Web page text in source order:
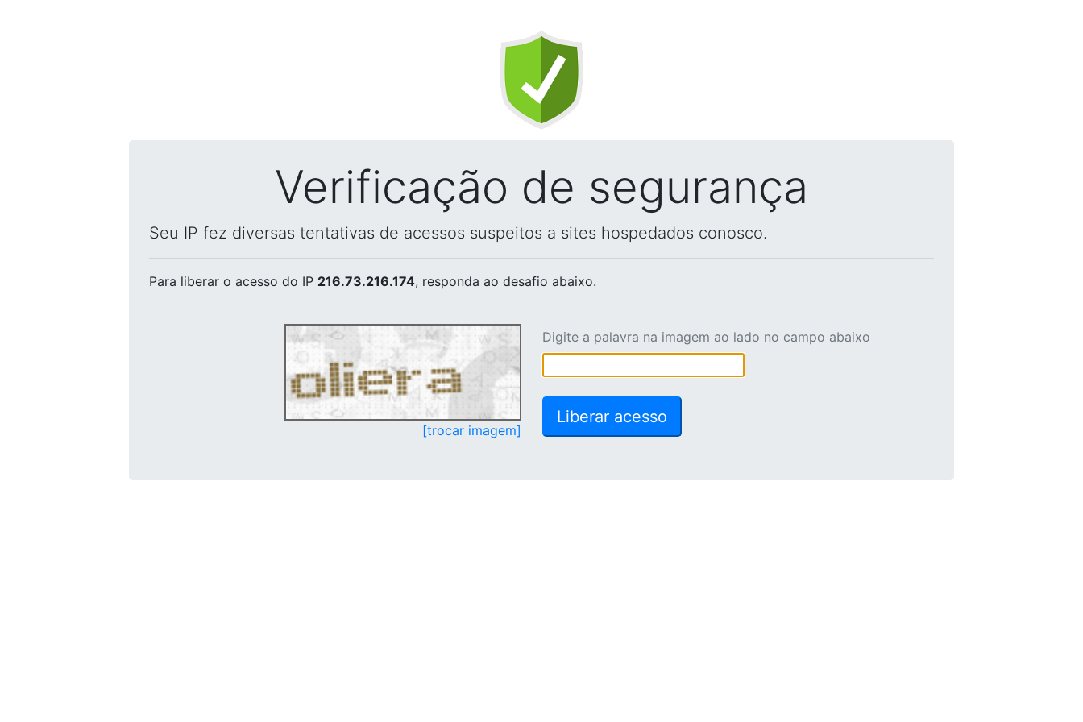
Verificação de segurança
Seu IP fez diversas tentativas de acessos suspeitos a sites hospedados conosco.
Para liberar o acesso do IP 216.73.216.174, responda ao desafio abaixo.
[trocar imagem]
Digite a palavra na imagem ao lado no campo abaixo